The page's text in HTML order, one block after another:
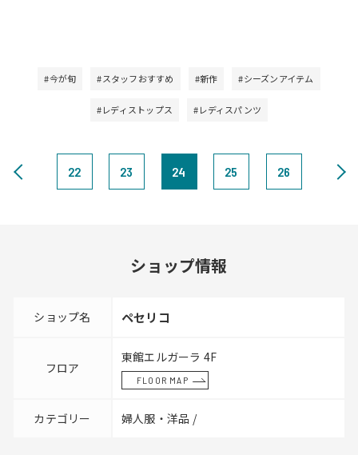
#今が旬 #スタッフおすすめ #新作 #シーズンアイテム
#レディストップス #レディスパンツ
22 23 24 25 26
ショップ情報
ショップ名 ペセリコ
フロア
東館エルガーラ 4F
FLOOR MAP
カテゴリー 婦人服・洋品 /